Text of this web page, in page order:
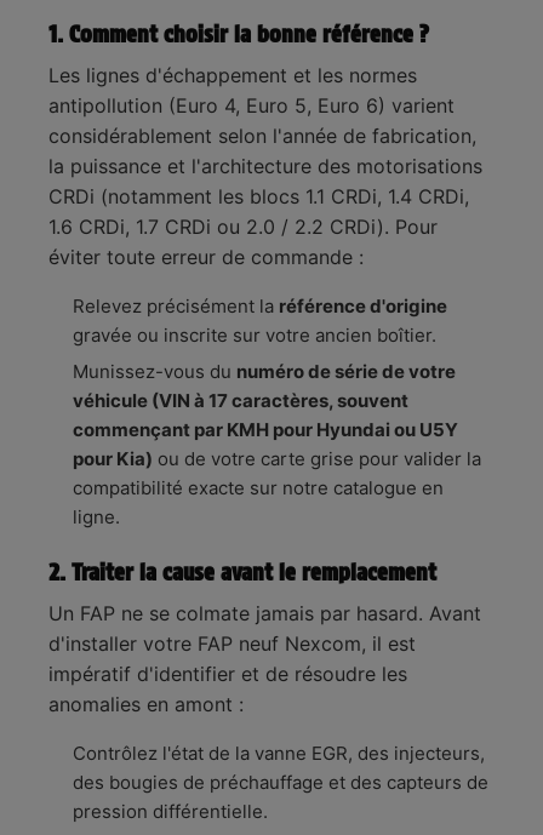
de
montage
:
Se monte généralement juste après ou
versions.
LogistiqueEn stock, expédition immédiate,
livraison express 48h.
1. Comment choisir la bonne référence ?
Les lignes d'échappement et les normes
antipollution (Euro 4, Euro 5, Euro 6) varient
considérablement selon l'année de fabrication,
la puissance et l'architecture des motorisations
CRDi (notamment les blocs 1.1 CRDi, 1.4 CRDi,
1.6 CRDi, 1.7 CRDi ou 2.0 / 2.2 CRDi). Pour
éviter toute erreur de commande :
Relevez précisément la référence d'origine
gravée ou inscrite sur votre ancien boîtier.
Munissez-vous du numéro de série de votre
véhicule (VIN à 17 caractères, souvent
commençant par KMH pour Hyundai ou U5Y
pour Kia) ou de votre carte grise pour valider la
compatibilité exacte sur notre catalogue en
ligne.
2. Traiter la cause avant le remplacement
Un FAP ne se colmate jamais par hasard. Avant
d'installer votre FAP neuf Nexcom, il est
impératif d'identifier et de résoudre les
anomalies en amont :
Contrôlez l'état de la vanne EGR, des injecteurs,
des bougies de préchauffage et des capteurs de
pression différentielle.